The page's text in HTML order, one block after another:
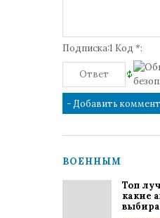
Подписка:1 Код *:
ВОЕННЫМ
Топ
какие